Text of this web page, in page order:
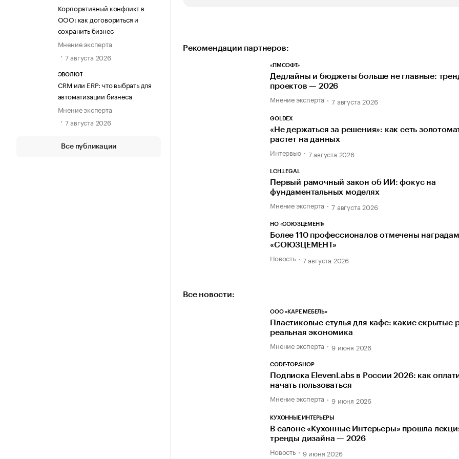
Корпоративный конфликт в
ООО: как договориться и
сохранить бизнес
Мнение эксперта
7 августа 2026
ЭВОЛЮТ
CRM или ERP: что выбрать для
автоматизации бизнеса
Мнение эксперта
7 августа 2026
Все публикации
Рекомендации партнеров:
«ПМСОФТ»
Дедлайны и бюджеты больше не главные:
проектов — 2026
Мнение эксперта 7 августа 2026
GOLDEX
«Не держаться за решения»: как сеть
растет на данных
Интервью 7 августа 2026
LCH.LEGAL
Первый рамочный закон об ИИ: фокус на
фундаментальных моделях
Мнение эксперта 7 августа 2026
НО «СОЮЗЦЕМЕНТ»
Более 110 профессионалов отмечены
«СОЮЗЦЕМЕНТ»
Новость 7 августа 2026
Все новости:
ООО «КАРЕ МЕБЕЛЬ»
Пластиковые стулья для кафе: какие скрытые
реальная экономика
Мнение эксперта 9 июня 2026
CODE-TOP.SHOP
Подписка ElevenLabs в России 2026: как
начать пользоваться
Мнение эксперта 9 июня 2026
КУХОННЫЕ ИНТЕРЬЕРЫ
В салоне «Кухонные Интерьеры» прошла
тренды дизайна — 2026
Новость 9 июня 2026